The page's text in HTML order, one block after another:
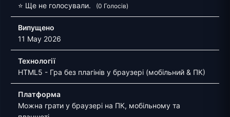
⭐ Ще не голосували.
(0 Голосів)
Випущено
11 May 2026
Технології
HTML5 - Гра без плагінів у браузері (мобільний & ПК)
Платформа
Можна грати у браузері на ПК, мобільному та